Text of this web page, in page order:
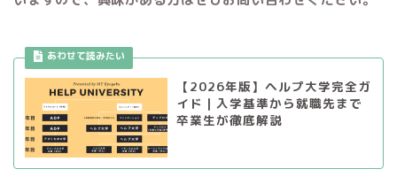
【2026年版】ヘルプ大学完全ガ
イド｜入学基準から就職先まで
卒業生が徹底解説